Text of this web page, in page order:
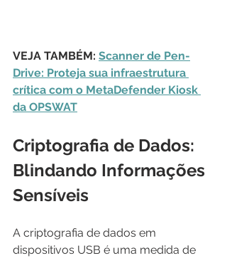
VEJA TAMBÉM: Scanner de Pen-
Drive: Proteja sua infraestrutura
crítica com o MetaDefender Kiosk
da OPSWAT
Criptografia de Dados:
Blindando Informações
Sensíveis
A criptografia de dados em
dispositivos USB é uma medida de